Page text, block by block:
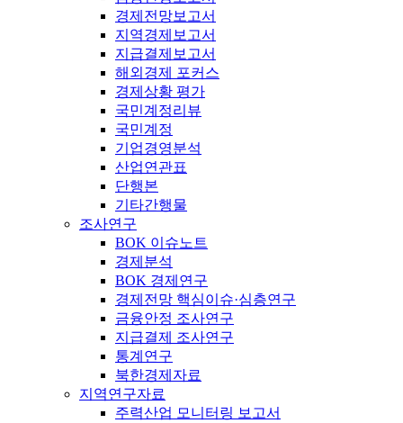
경제전망보고서
지역경제보고서
지급결제보고서
해외경제 포커스
경제상황 평가
국민계정리뷰
국민계정
기업경영분석
산업연관표
단행본
기타간행물
조사연구
BOK 이슈노트
경제분석
BOK 경제연구
경제전망 핵심이슈·심층연구
금융안정 조사연구
지급결제 조사연구
통계연구
북한경제자료
지역연구자료
주력산업 모니터링 보고서